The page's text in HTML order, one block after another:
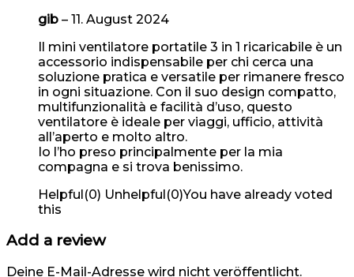
gib – 11. August 2024
Il mini ventilatore portatile 3 in 1 ricaricabile è un
accessorio indispensabile per chi cerca una
soluzione pratica e versatile per rimanere fresco
in ogni situazione. Con il suo design compatto,
multifunzionalità e facilità d’uso, questo
ventilatore è ideale per viaggi, ufficio, attività
all’aperto e molto altro.
Io l’ho preso principalmente per la mia
compagna e si trova benissimo.
Helpful(0) Unhelpful(0)You have already voted
this
Add a review
Deine E-Mail-Adresse wird nicht veröffentlicht.